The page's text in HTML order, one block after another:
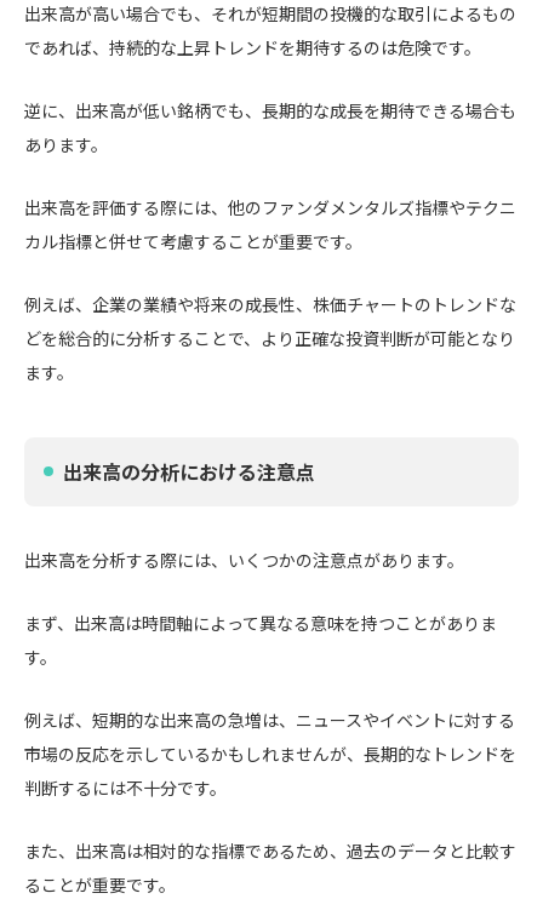
出来高が高い場合でも、それが短期間の投機的な取引によるもの
であれば、持続的な上昇トレンドを期待するのは危険です。
逆に、出来高が低い銘柄でも、長期的な成長を期待できる場合も
あります。
出来高を評価する際には、他のファンダメンタルズ指標やテクニ
カル指標と併せて考慮することが重要です。
例えば、企業の業績や将来の成長性、株価チャートのトレンドな
どを総合的に分析することで、より正確な投資判断が可能となり
ます。
出来高の分析における注意点
出来高を分析する際には、いくつかの注意点があります。
まず、出来高は時間軸によって異なる意味を持つことがありま
す。
例えば、短期的な出来高の急増は、ニュースやイベントに対する
市場の反応を示しているかもしれませんが、長期的なトレンドを
判断するには不十分です。
また、出来高は相対的な指標であるため、過去のデータと比較す
ることが重要です。